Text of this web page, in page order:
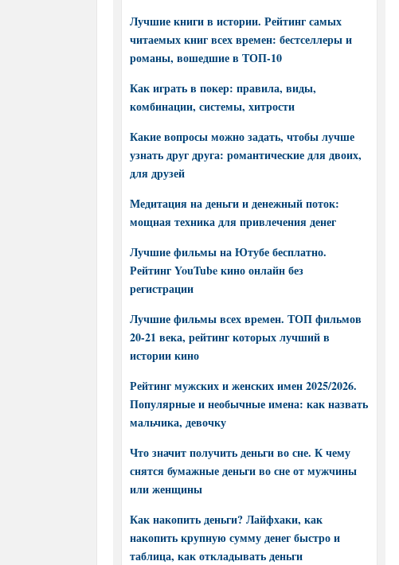
Лучшие книги в истории. Рейтинг самых
читаемых книг всех времен: бестселлеры и
романы, вошедшие в ТОП-10
Как играть в покер: правила, виды,
комбинации, системы, хитрости
Какие вопросы можно задать, чтобы лучше
узнать друг друга: романтические для двоих,
для друзей
Медитация на деньги и денежный поток:
мощная техника для привлечения денег
Лучшие фильмы на Ютубе бесплатно.
Рейтинг YouTube кино онлайн без
регистрации
Лучшие фильмы всех времен. ТОП фильмов
20-21 века, рейтинг которых лучший в
истории кино
Рейтинг мужских и женских имен 2025/2026.
Популярные и необычные имена: как назвать
мальчика, девочку
Что значит получить деньги во сне. К чему
снятся бумажные деньги во сне от мужчины
или женщины
Как накопить деньги? Лайфхаки, как
накопить крупную сумму денег быстро и
таблица, как откладывать деньги